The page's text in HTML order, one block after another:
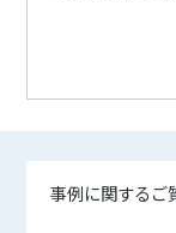
事例に関するご